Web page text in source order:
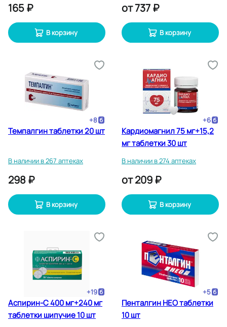
165 ₽
В корзину
от737 ₽
В корзину
+8
Темпалгин таблетки 20 шт
В наличии в 267 аптеках
298 ₽
В корзину
+6
Кардиомагнил 75 мг+15,2
мг таблетки 30 шт
В наличии в 274 аптеках
от209 ₽
В корзину
+19
Аспирин-C 400 мг+240 мг
таблетки шипучие 10 шт
+5
Пенталгин НЕО таблетки
10 шт